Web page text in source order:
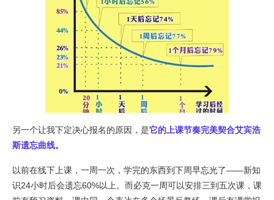
另一个让我下定决心报名的原因，是它的上课节奏完美契合艾宾浩
斯遗忘曲线。
以前在线下上课，一周一次，学完的东西到下周早忘光了——新知
识24小时后会遗忘60%以上。而必克一周可以安排三到五次课，课